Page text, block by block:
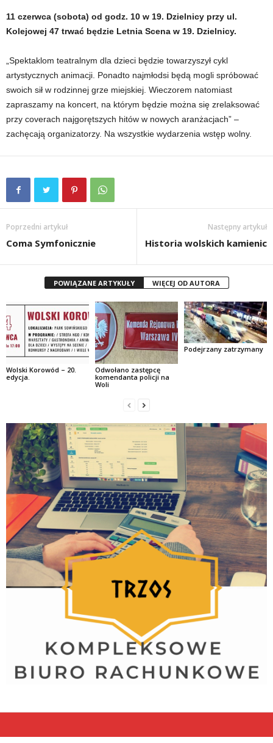
11 czerwca (sobota) od godz. 10 w 19. Dzielnicy przy ul.
Kolejowej 47 trwać będzie Letnia Scena w 19. Dzielnicy.
„Spektaklom teatralnym dla dzieci będzie towarzyszył cykl
artystycznych animacji. Ponadto najmłodsi będą mogli spróbować
swoich sił w rodzinnej grze miejskiej. Wieczorem natomiast
zapraszamy na koncert, na którym będzie można się zrelaksować
przy coverach najgorętszych hitów w nowych aranżacjach” –
zachęcają organizatorzy. Na wszystkie wydarzenia wstęp wolny.
Poprzedni artykuł
Coma Symfonicznie
Następny artykuł
Historia wolskich kamienic
POWIĄZANE ARTYKUŁY WIĘCEJ OD AUTORA
Wolski Korowód – 20.
edycja.
Odwołano zastępcę
komendanta policji na
Woli
Podejrzany zatrzymany